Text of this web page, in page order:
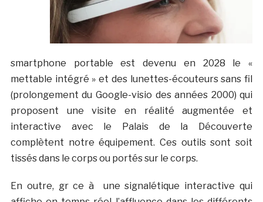
smartphone portable est devenu en 2028 le «
mettable intégré » et des lunettes-écouteurs sans fil
(prolongement du Google-visio des années 2000) qui
proposent une visite en réalité augmentée et
interactive avec le Palais de la Découverte
complètent notre équipement. Ces outils sont soit
tissés dans le corps ou portés sur le corps.
En outre, gr ce à une signalétique interactive qui